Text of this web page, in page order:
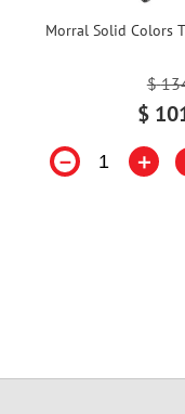
Morral Solid Colors
$
$
－ ＋